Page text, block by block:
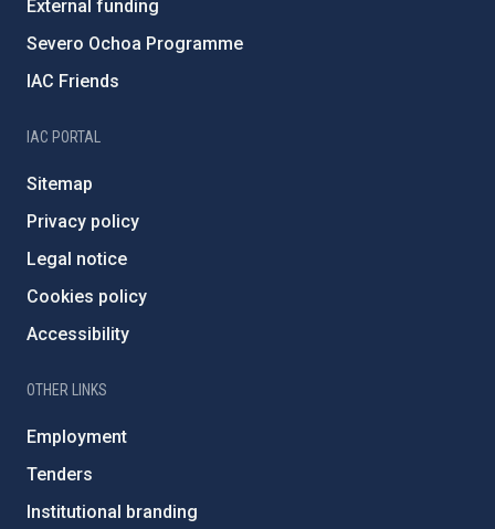
External funding
Severo Ochoa Programme
IAC Friends
IAC PORTAL
Sitemap
Privacy policy
Legal notice
Cookies policy
Accessibility
OTHER LINKS
Employment
Tenders
Institutional branding